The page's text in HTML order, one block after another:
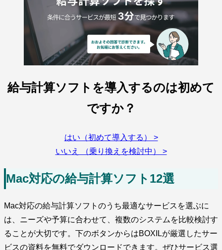
給与計算ソフトを導入するのは初めて
ですか？
はい（初めて導入する） >
いいえ （乗り換えを検討中） >
Mac対応の給与計算ソフト12選
Mac対応の給与計算ソフトのうち最適なサービスを選ぶに
は、ニーズや予算に合わせて、複数のシステムを比較検討す
ることが大切です。下のボタンからはBOXILが厳選したサー
ビスの資料を無料でダウンロードできます。ぜひサービス選